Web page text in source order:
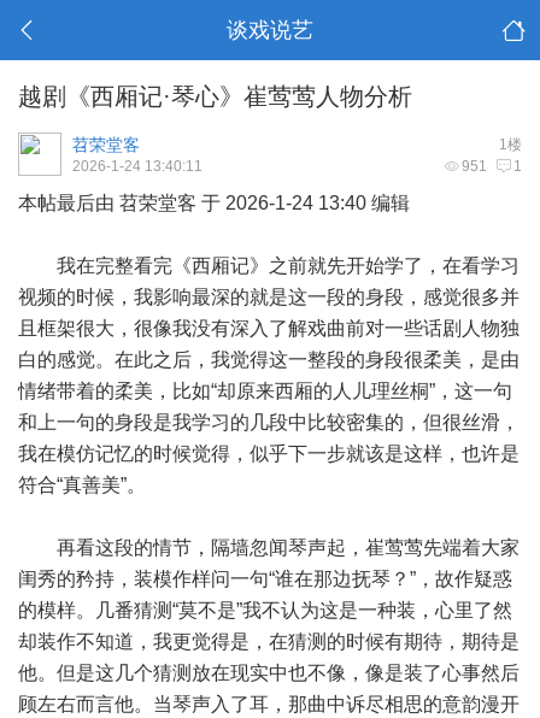
谈戏说艺
越剧《西厢记·琴心》崔莺莺人物分析
1楼
苕荣堂客
951 1
2026-1-24 13:40:11
本帖最后由 苕荣堂客 于 2026-1-24 13:40 编辑
我在完整看完《西厢记》之前就先开始学了，在看学习
视频的时候，我影响最深的就是这一段的身段，感觉很多并
且框架很大，很像我没有深入了解戏曲前对一些话剧人物独
白的感觉。在此之后，我觉得这一整段的身段很柔美，是由
情绪带着的柔美，比如“却原来西厢的人儿理丝桐”，这一句
和上一句的身段是我学习的几段中比较密集的，但很丝滑，
我在模仿记忆的时候觉得，似乎下一步就该是这样，也许是
符合“真善美”。
再看这段的情节，隔墙忽闻琴声起，崔莺莺先端着大家
闺秀的矜持，装模作样问一句“谁在那边抚琴？”，故作疑惑
的模样。几番猜测“莫不是”我不认为这是一种装，心里了然
却装作不知道，我更觉得是，在猜测的时候有期待，期待是
他。但是这几个猜测放在现实中也不像，像是装了心事然后
顾左右而言他。当琴声入了耳，那曲中诉尽相思的意韵漫开